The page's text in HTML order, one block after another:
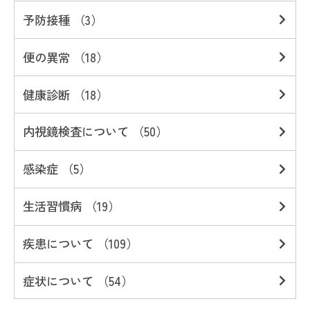
予防接種 （3）
便の異常 （18）
健康診断 （18）
内視鏡検査について （50）
感染症 （5）
生活習慣病 （19）
疾患について （109）
症状について （54）